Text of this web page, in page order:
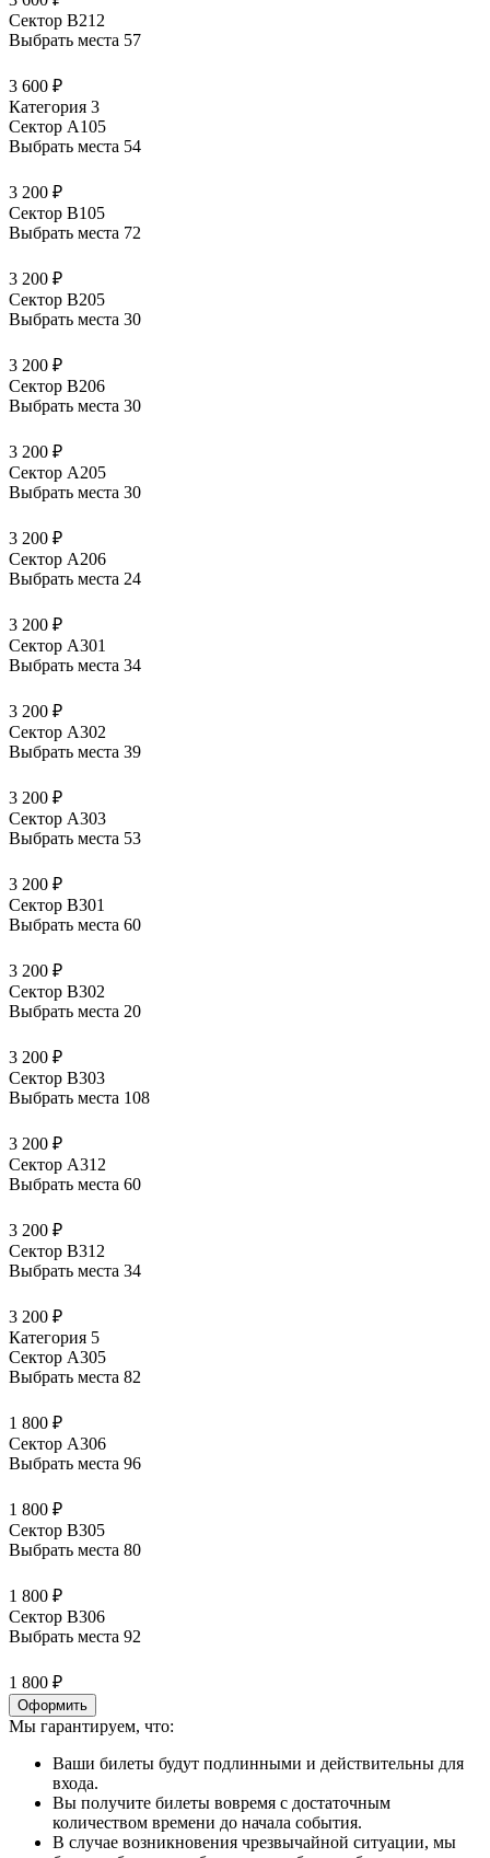
Сектор В212
Выбрать места 57
3 600 ₽
Категория 3
Сектор А105
Выбрать места 54
3 200 ₽
Сектор В105
Выбрать места 72
3 200 ₽
Сектор В205
Выбрать места 30
3 200 ₽
Сектор В206
Выбрать места 30
3 200 ₽
Сектор А205
Выбрать места 30
3 200 ₽
Сектор А206
Выбрать места 24
3 200 ₽
Сектор А301
Выбрать места 34
3 200 ₽
Сектор А302
Выбрать места 39
3 200 ₽
Сектор А303
Выбрать места 53
3 200 ₽
Сектор В301
Выбрать места 60
3 200 ₽
Сектор В302
Выбрать места 20
3 200 ₽
Сектор В303
Выбрать места 108
3 200 ₽
Сектор А312
Выбрать места 60
3 200 ₽
Сектор В312
Выбрать места 34
3 200 ₽
Категория 5
Сектор А305
Выбрать места 82
1 800 ₽
Сектор А306
Выбрать места 96
1 800 ₽
Сектор В305
Выбрать места 80
1 800 ₽
Сектор В306
Выбрать места 92
1 800 ₽
Оформить
Мы гарантируем, что:
Ваши билеты будут подлинными и действительны для
входа.
Вы получите билеты вовремя с достаточным
количеством времени до начала события.
В случае возникновения чрезвычайной ситуации, мы